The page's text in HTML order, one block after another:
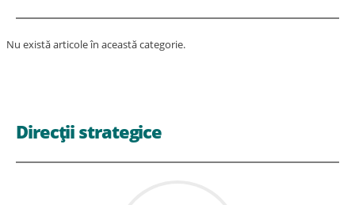
Nu există articole în această categorie.
Direcții strategice